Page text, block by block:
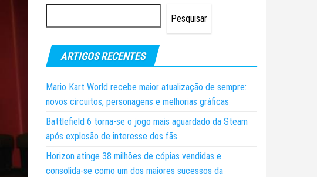
Pesquisar
ARTIGOS RECENTES
Mario Kart World recebe maior atualização de sempre:
novos circuitos, personagens e melhorias gráficas
Battlefield 6 torna-se o jogo mais aguardado da Steam
após explosão de interesse dos fãs
Horizon atinge 38 milhões de cópias vendidas e
consolida-se como um dos maiores sucessos da